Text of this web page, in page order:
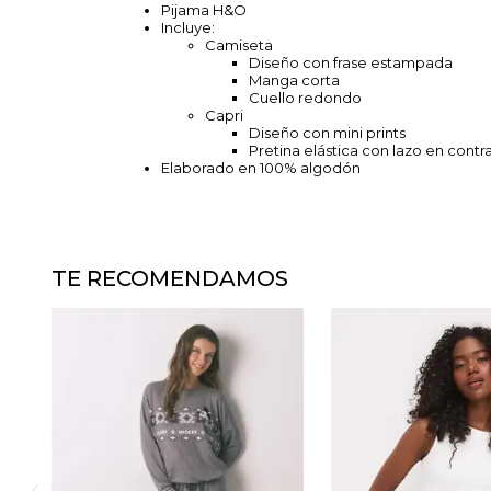
Pijama H&O
Incluye:
Camiseta
Diseño con frase estampada
Manga corta
Cuello redondo
Capri
Diseño con mini prints
Pretina elástica con lazo en
Elaborado en 100% algodón
TE RECOMENDAMOS